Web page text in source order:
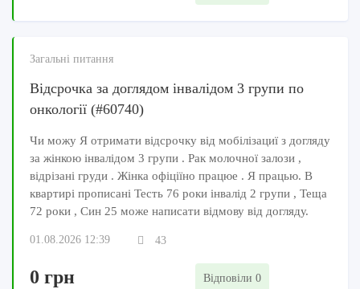
Загальні питання
Відсрочка за доглядом інвалідом 3 групи по
онкології (#60740)
Чи можу Я отримати відсрочку від мобілізациї з догляду
за жінкою інвалідом 3 групи . Рак молочної залози ,
відрізані груди . Жінка офіціїно працюе . Я працью. В
квартирі прописані Тесть 76 роки інвалід 2 групи , Теща
72 роки , Син 25 може написати відмову від догляду.
01.08.2026 12:39 43
0 грн Відповіли 0